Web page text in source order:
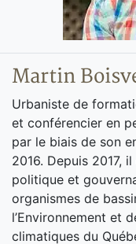
Martin
Urbaniste de
et conférencier en
par le biais de son
2016. Depuis 2017,
politique et
organismes de
l’Environnement et
climatiques du